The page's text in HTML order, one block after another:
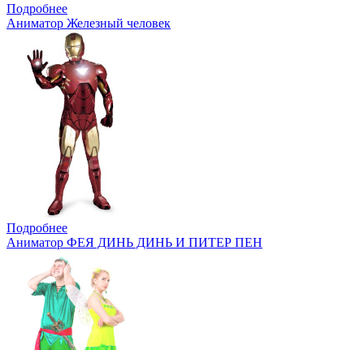
Подробнее
Аниматор Железный человек
Подробнее
Аниматор ФЕЯ ДИНЬ ДИНЬ И ПИТЕР ПЕН